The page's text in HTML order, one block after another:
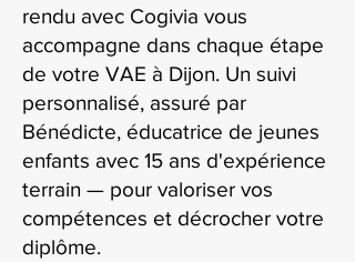
rendu avec Cogivia vous
accompagne dans chaque étape
de votre VAE à Dijon. Un suivi
personnalisé, assuré par
Bénédicte, éducatrice de jeunes
enfants avec 15 ans d'expérience
terrain — pour valoriser vos
compétences et décrocher votre
diplôme.